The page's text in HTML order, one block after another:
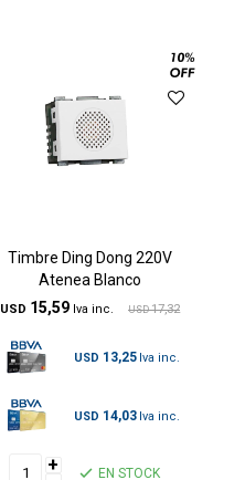
Timbre Ding Dong 220V
Atenea Blanco
USD 15,59 USD 17,32
USD 13,25
USD 14,03
+ EN STOCK